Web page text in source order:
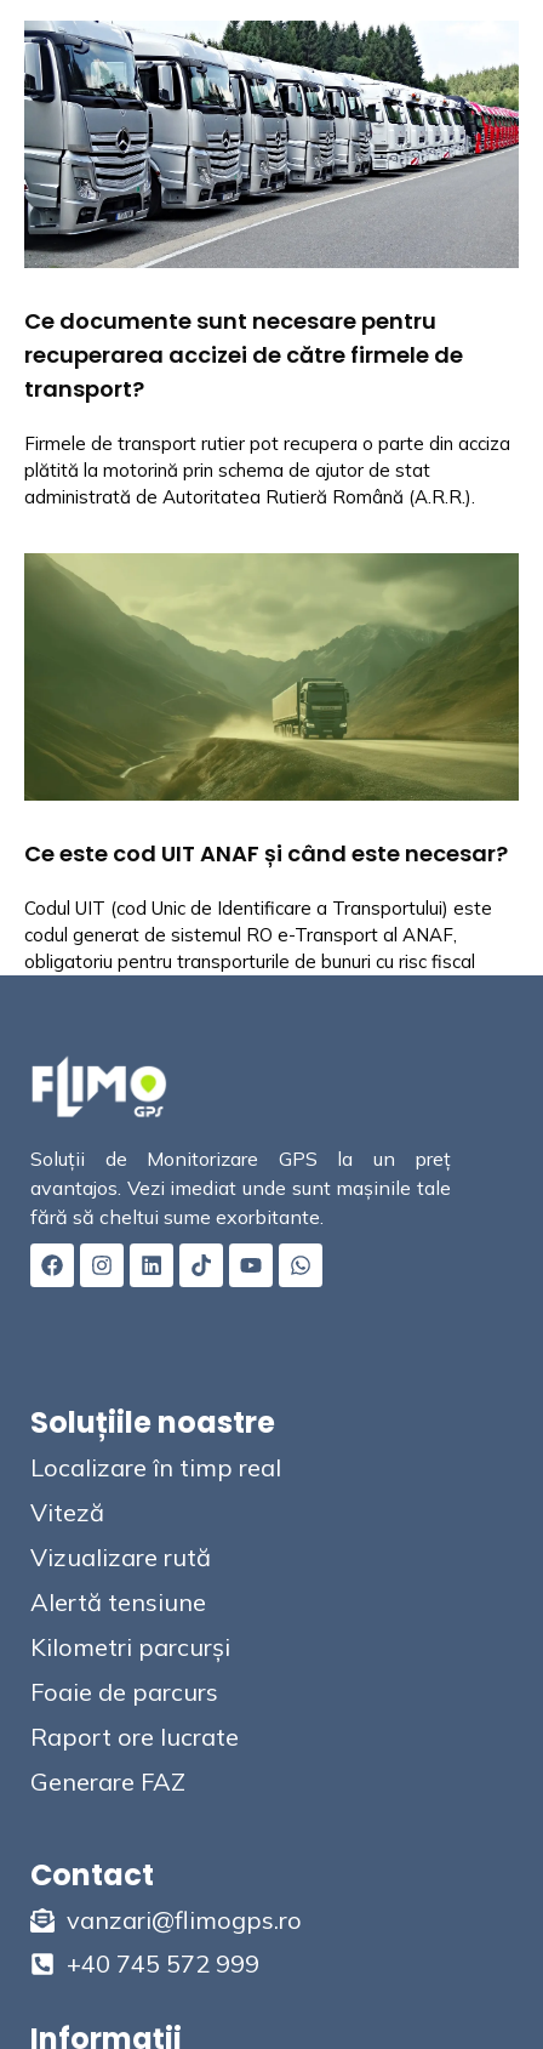
Ce documente sunt necesare pentru
recuperarea accizei de către firmele de
transport?
Firmele de transport rutier pot recupera o parte din acciza
plătită la motorină prin schema de ajutor de stat
administrată de Autoritatea Rutieră Română (A.R.R.).
Ce este cod UIT ANAF și când este necesar?
Codul UIT (cod Unic de Identificare a Transportului) este
codul generat de sistemul RO e-Transport al ANAF,
obligatoriu pentru transporturile de bunuri cu risc fiscal
Soluții de Monitorizare GPS la un preț
avantajos. Vezi imediat unde sunt mașinile tale
fără să cheltui sume exorbitante.
Soluțiile noastre
Localizare în timp real
Viteză
Vizualizare rută
Alertă tensiune
Kilometri parcurși
Foaie de parcurs
Raport ore lucrate
Generare FAZ
Contact
vanzari@flimogps.ro
+40 745 572 999
Informații